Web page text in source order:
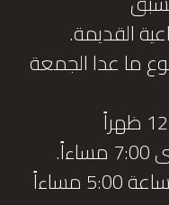
القديمة.
ما عدا الجمعة